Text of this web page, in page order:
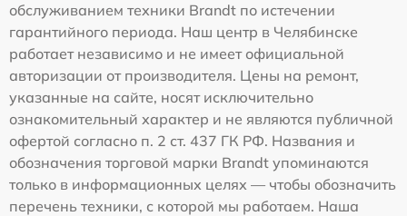
обслуживанием техники Brandt по истечении
гарантийного периода. Наш центр в Челябинске
работает независимо и не имеет официальной
авторизации от производителя. Цены на ремонт,
указанные на сайте, носят исключительно
ознакомительный характер и не являются публичной
офертой согласно п. 2 ст. 437 ГК РФ. Названия и
обозначения торговой марки Brandt упоминаются
только в информационных целях — чтобы обозначить
перечень техники, с которой мы работаем. Наша